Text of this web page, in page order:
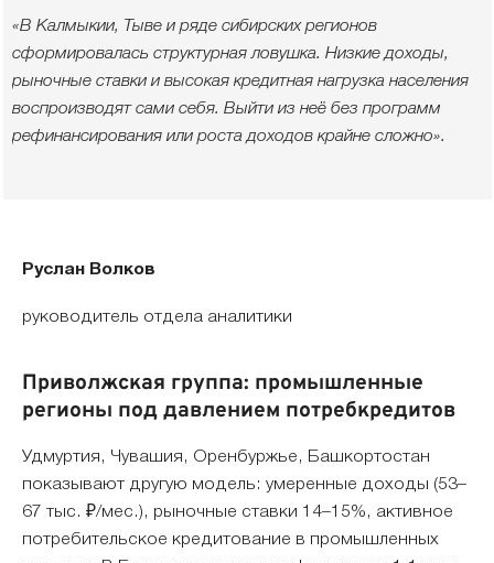
«В Калмыкии, Тыве и ряде сибирских регионов
сформировалась структурная ловушка. Низкие доходы,
рыночные ставки и высокая кредитная нагрузка населения
воспроизводят сами себя. Выйти из неё без программ
рефинансирования или роста доходов крайне сложно».
Руслан Волков
руководитель отдела аналитики
Приволжская группа: промышленные
регионы под давлением потребкредитов
Удмуртия, Чувашия, Оренбуржье, Башкортостан
показывают другую модель: умеренные доходы (53–
67 тыс. ₽/мес.), рыночные ставки 14–15%, активное
потребительское кредитование в промышленных